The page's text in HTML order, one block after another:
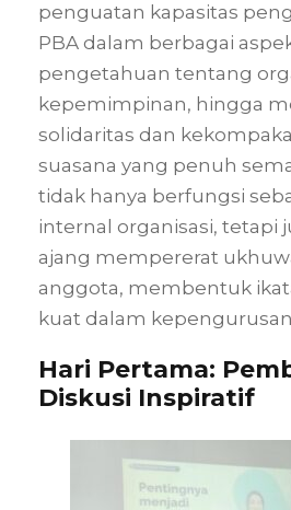
penguatan kapasitas
PBA dalam berbagai
pengetahuan tentang
kepemimpinan, hingga
solidaritas dan
suasana yang penuh
tidak hanya berfungsi
internal organisasi, tetapi
ajang mempererat
anggota, membentuk
kuat dalam
Hari Pertama:
Diskusi Inspiratif